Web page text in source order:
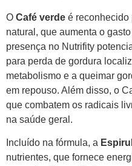
O Café verde é reconhecido
natural, que aumenta o
presença no Nutrifity
para perda de gordura
metabolismo e a queimar
em repouso. Além disso, o
que combatem os radicais
na saúde geral.
Incluído na fórmula, a
nutrientes, que fornece